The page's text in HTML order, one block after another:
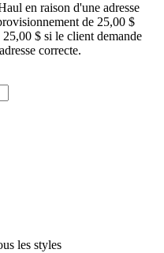
en raison d'une adresse
de 25,00 $
$ si le client demande
correcte.
les styles